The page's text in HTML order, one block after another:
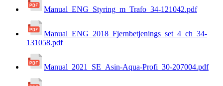
Manual_ENG_Styring_m_Trafo_34-121042.pdf
Manual_ENG_2018_Fjernbetjenings_set_4_ch_34-
131058.pdf
Manual_2021_SE_Asin-Aqua-Profi_30-207004.pdf